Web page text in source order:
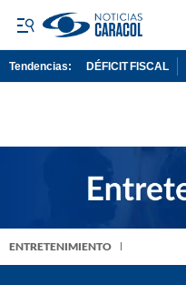
Tendencias: DÉFICIT FISCAL
ENTRETENIMIENTO